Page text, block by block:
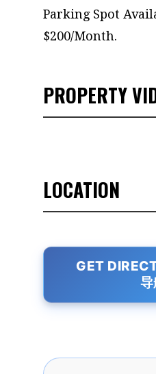
Parking Spot
$200/Month.
PROPERTY
LOCATION
GET